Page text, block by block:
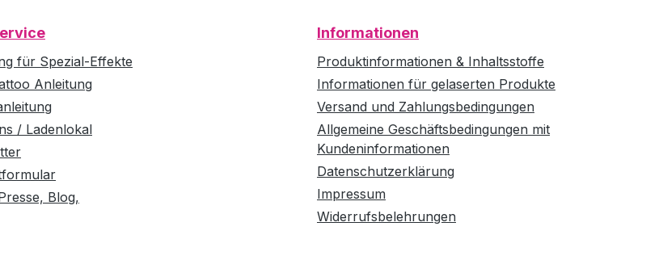
für Spezial-Effekte
Anleitung
/ Ladenlokal
Blog,
Informationen
Produktinformationen & Inhaltsstoffe
Informationen für gelaserten Produkte
Versand und Zahlungsbedingungen
Allgemeine Geschäftsbedingungen mit
Kundeninformationen
Datenschutzerklärung
Impressum
Widerrufsbelehrungen